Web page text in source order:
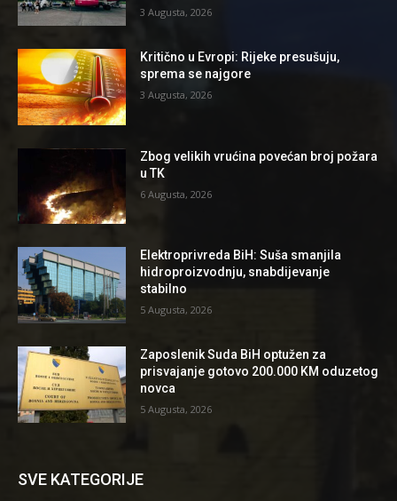
3 Augusta, 2026
Kritično u Evropi: Rijeke presušuju,
sprema se najgore
3 Augusta, 2026
Zbog velikih vrućina povećan broj požara
u TK
6 Augusta, 2026
Elektroprivreda BiH: Suša smanjila
hidroproizvodnju, snabdijevanje
stabilno
5 Augusta, 2026
Zaposlenik Suda BiH optužen za
prisvajanje gotovo 200.000 KM oduzetog
novca
5 Augusta, 2026
SVE KATEGORIJE